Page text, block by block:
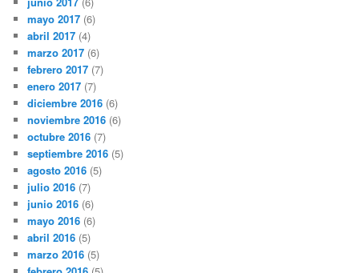
mayo 2017 (6)
abril 2017 (4)
marzo 2017 (6)
febrero 2017 (7)
enero 2017 (7)
diciembre 2016 (6)
noviembre 2016 (6)
octubre 2016 (7)
septiembre 2016 (5)
agosto 2016 (5)
julio 2016 (7)
junio 2016 (6)
mayo 2016 (6)
abril 2016 (5)
marzo 2016 (5)